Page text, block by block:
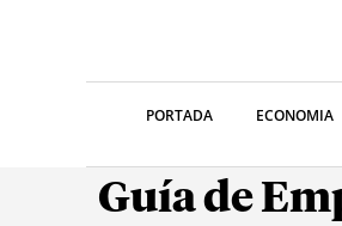
PORTADA ECONOMIA
Guía de